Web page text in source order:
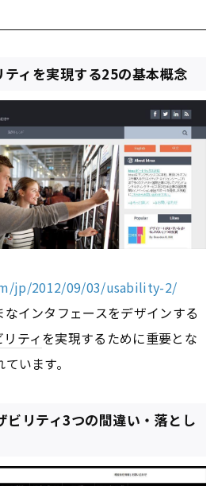
ィを実現する25の基本概念
jp/2012/09/03/usability-2/
インタフェースをデザインする
ティを実現するために重要とな
います。
ビリティ3つの間違い・落とし